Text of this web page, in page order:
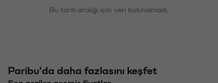
Bu tarih aralığı için veri bulunamadı.
Paribu'da daha fazlasını keşfet